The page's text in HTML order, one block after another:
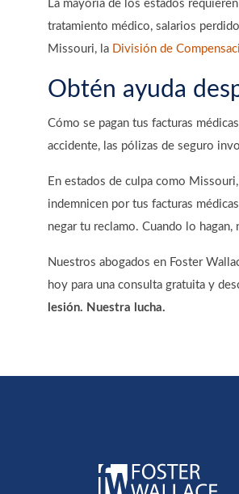
La mayoría de los estados
tratamiento médico, salarios
Missouri, la División de
Obtén ayuda
Cómo se pagan tus facturas
accidente, las pólizas de seguro
En estados de culpa como
indemnicen por tus facturas
negar tu reclamo. Cuando lo
Nuestros abogados en Foster
hoy para una consulta gratuita y
lesión. Nuestra lucha.